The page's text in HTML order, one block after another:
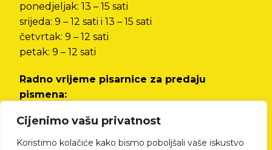
Cijenimo vašu privatnost
Koristimo kolačiće kako bismo poboljšali vaše iskustvo
ponedjeljak: 13 – 15 sati
srijeda: 9 – 12 sati i 13 – 15 sati
četvrtak: 9 – 12 sati
petak: 9 – 12 sati
Radno vrijeme pisarnice za predaju
pismena:
do 15 sati